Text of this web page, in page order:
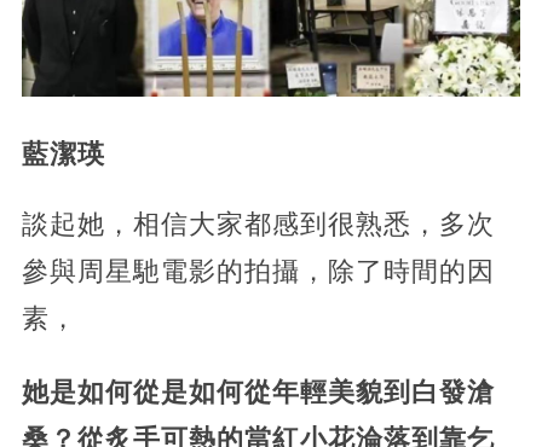
藍潔瑛
談起她，相信大家都感到很熟悉，多次
參與周星馳電影的拍攝，除了時間的因
素，
她是如何從是如何從年輕美貌到白發滄
桑？從炙手可熱的當紅小花淪落到靠乞